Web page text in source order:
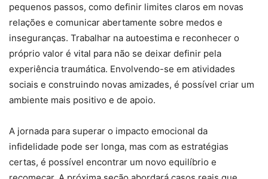
pequenos passos, como definir limites claros em novas
relações e comunicar abertamente sobre medos e
inseguranças. Trabalhar na autoestima e reconhecer o
próprio valor é vital para não se deixar definir pela
experiência traumática. Envolvendo-se em atividades
sociais e construindo novas amizades, é possível criar um
ambiente mais positivo e de apoio.
A jornada para superar o impacto emocional da
infidelidade pode ser longa, mas com as estratégias
certas, é possível encontrar um novo equilíbrio e